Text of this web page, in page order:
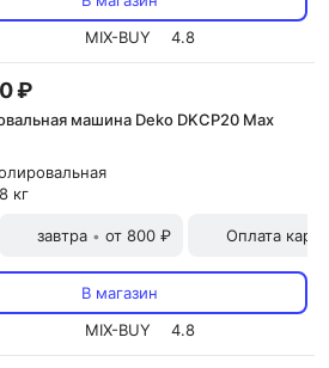
MIX-BUY
4.8
₽
машина Deko DKCP20 Max
кг
завтра • от 800 ₽ Оплата
В магазин
MIX-BUY
4.8